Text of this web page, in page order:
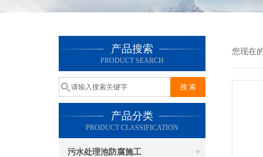
产品搜索
PRODUCT SEARCH
产品分类
PRODUCT CLASSIFICATION
污水处理池防腐施工
您现在